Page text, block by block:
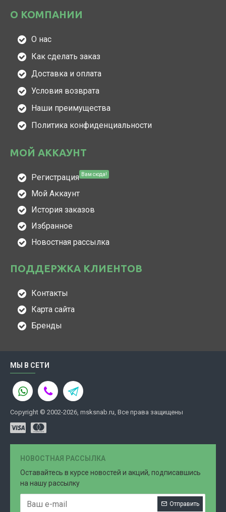
О КОМПАНИИ
О нас
Как сделать заказ
Доставка и оплата
Условия возврата
Наши преимущества
Политика конфиденциальности
МОЙ АККАУНТ
Регистрация Вам сюда!
Мой Аккаунт
История заказов
Избранное
Новостная рассылка
ПОДДЕРЖКА КЛИЕНТОВ
Контакты
Карта сайта
Бренды
МЫ В СЕТИ
Copyright © 2002-2026, msksnab.ru, Все права защищены
НОВОСТНАЯ РАССЫЛКА
Оставайтесь в курсе новостей и акций, подписавшись
на нашу рассылку
Отправить